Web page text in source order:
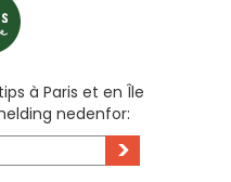
à Paris et en Île
nedenfor:
>